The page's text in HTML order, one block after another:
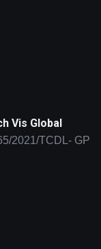
Vis Global
2021/TCDL- GP